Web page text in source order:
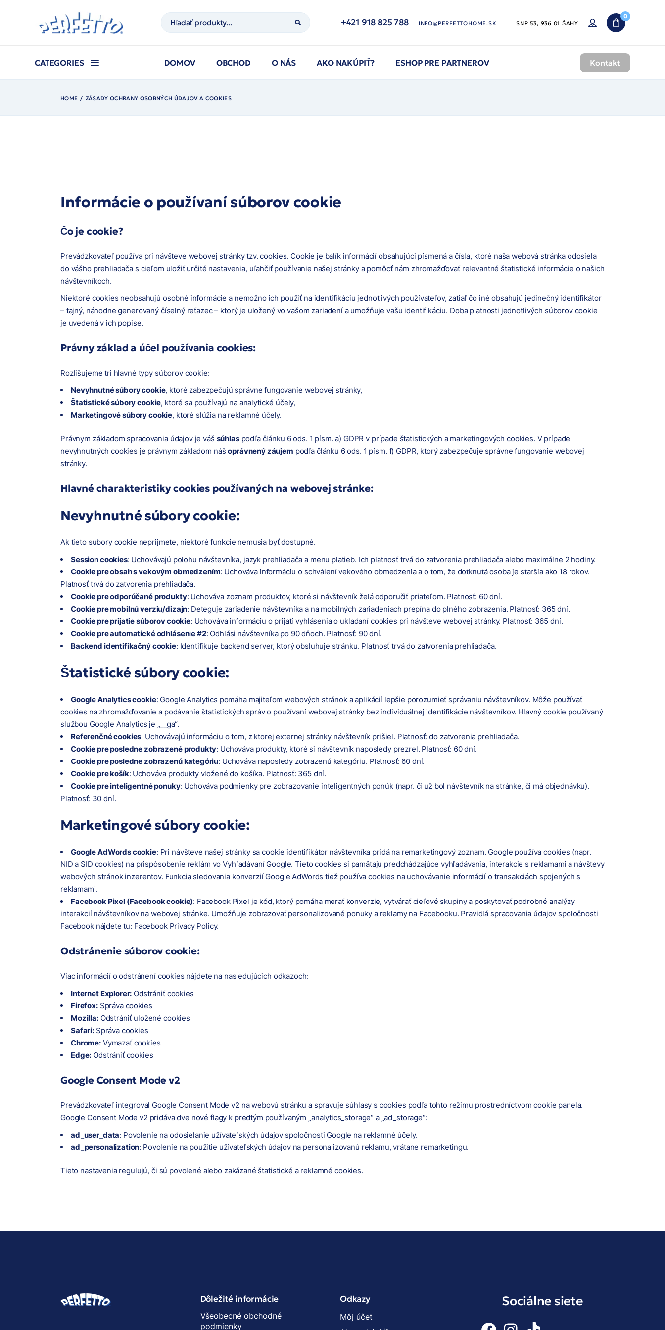
Hľadať
+421 918 825 788 INFO@PERFETTOHOME.SK SNP 53, 936 01 ŠAHY
0
CATEGORIES DOMOV OBCHOD O NÁS AKO NAKÚPIŤ? ESHOP PRE PARTNEROV Kontakt
HOME ZÁSADY OCHRANY OSOBNÝCH ÚDAJOV A COOKIES
Informácie o používaní súborov cookie
Čo je cookie?
Prevádzkovateľ používa pri návšteve webovej stránky tzv. cookies. Cookie je balík informácií obsahujúci písmená a čísla, ktoré naša webová stránka odosiela
do vášho prehliadača s cieľom uložiť určité nastavenia, uľahčiť používanie našej stránky a pomôcť nám zhromažďovať relevantné štatistické informácie o našich
návštevníkoch.
Niektoré cookies neobsahujú osobné informácie a nemožno ich použiť na identifikáciu jednotlivých používateľov, zatiaľ čo iné obsahujú jedinečný identifikátor
– tajný, náhodne generovaný číselný reťazec – ktorý je uložený vo vašom zariadení a umožňuje vašu identifikáciu. Doba platnosti jednotlivých súborov cookie
je uvedená v ich popise.
Právny základ a účel používania cookies:
Rozlišujeme tri hlavné typy súborov cookie:
Nevyhnutné súbory cookie, ktoré zabezpečujú správne fungovanie webovej stránky,
Štatistické súbory cookie, ktoré sa používajú na analytické účely,
Marketingové súbory cookie, ktoré slúžia na reklamné účely.
Právnym základom spracovania údajov je váš súhlaspodľa článku 6 ods. 1 písm. a) GDPR v prípade štatistických a marketingových cookies. V prípade
nevyhnutných cookies je právnym základom nášoprávnený záujem podľa článku 6 ods. 1 písm. f) GDPR, ktorý zabezpečuje správne fungovanie webovej
stránky.
Hlavné charakteristiky cookies používaných na webovej stránke:
Nevyhnutné súbory cookie:
Ak tieto súbory cookie neprijmete, niektoré funkcie nemusia byť dostupné.
Session cookies: Uchovávajú polohu návštevníka, jazyk prehliadača a menu platieb. Ich platnosť trvá do zatvorenia prehliadača alebo maximálne 2 hodiny.
Cookie pre obsah s vekovým obmedzením: Uchováva informáciu o schválení vekového obmedzenia a o tom, že dotknutá osoba je staršia ako 18 rokov.
Platnosť trvá do zatvorenia prehliadača.
Cookie pre odporúčané produkty: Uchováva zoznam produktov, ktoré si návštevník želá odporučiť priateľom. Platnosť: 60 dní.
Cookie pre mobilnú verziu/dizajn: Deteguje zariadenie návštevníka a na mobilných zariadeniach prepína do plného zobrazenia. Platnosť: 365 dní.
Cookie pre prijatie súborov cookie: Uchováva informáciu o prijatí vyhlásenia o ukladaní cookies pri návšteve webovej stránky. Platnosť: 365 dní.
Cookie pre automatické odhlásenie #2: Odhlási návštevníka po 90 dňoch. Platnosť: 90 dní.
Backend identifikačný cookie: Identifikuje backend server, ktorý obsluhuje stránku. Platnosť trvá do zatvorenia prehliadača.
Štatistické súbory cookie:
Google Analytics cookie: Google Analytics pomáha majiteľom webových stránok a aplikácií lepšie porozumieť správaniu návštevníkov. Môže používať
cookies na zhromažďovanie a podávanie štatistických správ o používaní webovej stránky bez individuálnej identifikácie návštevníkov. Hlavný cookie používaný
službou Google Analytics je „__ga“.
Referenčné cookies: Uchovávajú informáciu o tom, z ktorej externej stránky návštevník prišiel. Platnosť: do zatvorenia prehliadača.
Cookie pre posledne zobrazené produkty: Uchováva produkty, ktoré si návštevník naposledy prezrel. Platnosť: 60 dní.
Cookie pre posledne zobrazenú kategóriu: Uchováva naposledy zobrazenú kategóriu. Platnosť: 60 dní.
Cookie pre košík: Uchováva produkty vložené do košíka. Platnosť: 365 dní.
Cookie pre inteligentné ponuky: Uchováva podmienky pre zobrazovanie inteligentných ponúk (napr. či už bol návštevník na stránke, či má objednávku).
Platnosť: 30 dní.
Marketingové súbory cookie:
Google AdWords cookie: Pri návšteve našej stránky sa cookie identifikátor návštevníka pridá na remarketingový zoznam. Google používa cookies (napr.
NID a SID cookies) na prispôsobenie reklám vo Vyhľadávaní Google. Tieto cookies si pamätajú predchádzajúce vyhľadávania, interakcie s reklamami a návštevy
webových stránok inzerentov. Funkcia sledovania konverzií Google AdWords tiež používa cookies na uchovávanie informácií o transakciách spojených s
reklamami.
Facebook Pixel (Facebook cookie): Facebook Pixel je kód, ktorý pomáha merať konverzie, vytvárať cieľové skupiny a poskytovať podrobné analýzy
interakcií návštevníkov na webovej stránke. Umožňuje zobrazovať personalizované ponuky a reklamy na Facebooku. Pravidlá spracovania údajov spoločnosti
Facebook nájdete tu: Facebook Privacy Policy.
Odstránenie súborov cookie:
Viac informácií o odstránení cookies nájdete na nasledujúcich odkazoch:
Internet Explorer: Odstrániť cookies
Firefox: Správa cookies
Mozilla: Odstrániť uložené cookies
Safari: Správa cookies
Chrome: Vymazať cookies
Edge: Odstrániť cookies
Google Consent Mode v2
Prevádzkovateľ integroval Google Consent Mode v2 na webovú stránku a spravuje súhlasy s cookies podľa tohto režimu prostredníctvom cookie panela.
Google Consent Mode v2 pridáva dve nové flagy k predtým používaným „analytics_storage“ a „ad_storage“:
ad_user_data: Povolenie na odosielanie užívateľských údajov spoločnosti Google na reklamné účely.
ad_personalization: Povolenie na použitie užívateľských údajov na personalizovanú reklamu, vrátane remarketingu.
Tieto nastavenia regulujú, či sú povolené alebo zakázané štatistické a reklamné cookies.
Dôležité informácie
Všeobecné obchodné
podmienky
Odkazy
Môj účet
Sociálne siete